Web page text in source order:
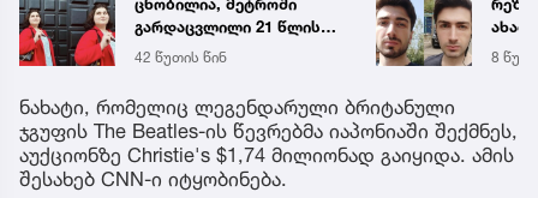
ცნობილია, მეტროში
გარდაცვლილი 21 წლის
მარიამ ტყემალაძის
ექსპერტიზის დასკვნა
42 წუთის წინ 8
ნახატი, რომელიც ლეგენდარული ბრიტანული
ჯგუფის The Beatles-ის წევრებმა იაპონიაში შექმნეს,
აუქციონზე Christie's $1,74 მილიონად გაიყიდა. ამის
შესახებ CNN-ი იტყობინება.